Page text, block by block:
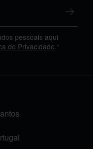
pessoais aqui
de Privacidade.*